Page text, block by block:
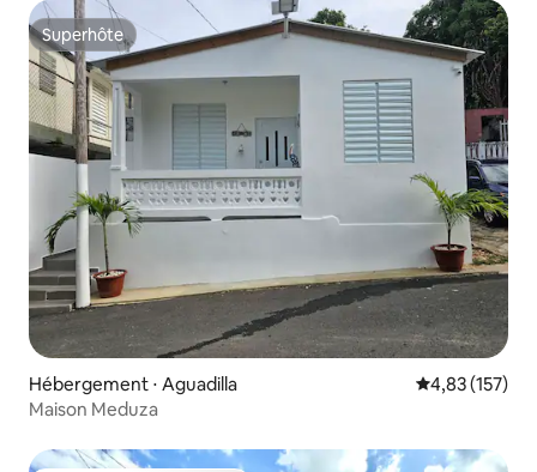
Superhôte
Superhôte
Hébergement ⋅ Aguadilla Évaluation
4,83 (157)
Maison Meduza